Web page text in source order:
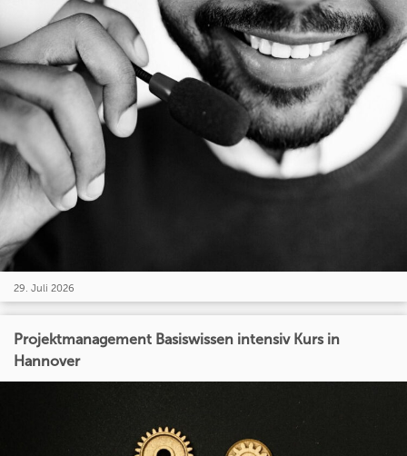
29. Juli 2026
Projektmanagement Basiswissen intensiv Kurs in
Hannover